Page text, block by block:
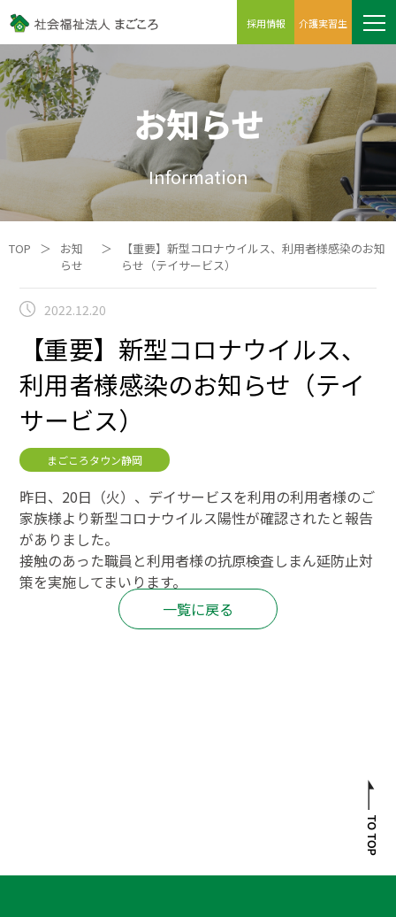
採用情報 介護実習生
お知らせ
Information
TOP ＞
お知
らせ
＞
【重要】新型コロナウイルス、利用者様感染のお知
らせ（テイサービス）
2022.12.20
【重要】新型コロナウイルス、
利用者様感染のお知らせ（テイ
サービス）
まごころタウン静岡
昨日、20日（火）、デイサービスを利用の利用者様のご
家族様より新型コロナウイルス陽性が確認されたと報告
がありました。
接触のあった職員と利用者様の抗原検査しまん延防止対
策を実施してまいります。
一覧に戻る